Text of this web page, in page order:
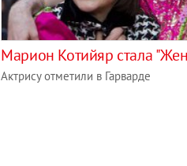
Марион Котийяр стала
Актрису отметили в Гарварде